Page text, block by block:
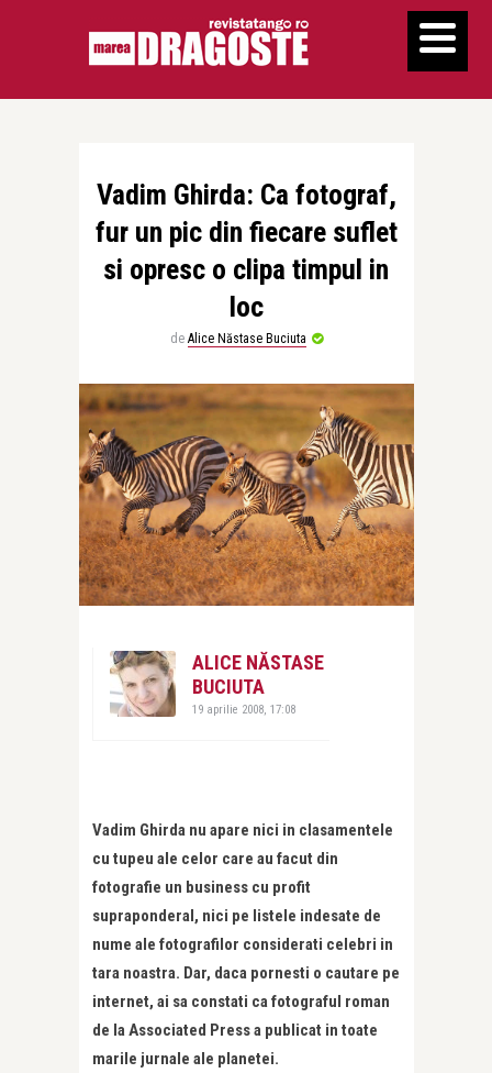
Vadim Ghirda: Ca fotograf,
fur un pic din fiecare suflet
si opresc o clipa timpul in
loc
de Alice Năstase Buciuta
ALICE NĂSTASE
BUCIUTA
19 aprilie 2008, 17:08
Vadim Ghirda nu apare nici in clasamentele
cu tupeu ale celor care au facut din
fotografie un business cu profit
supraponderal, nici pe listele indesate de
nume ale fotografilor considerati celebri in
tara noastra. Dar, daca pornesti o cautare pe
internet, ai sa constati ca fotograful roman
de la Associated Press a publicat in toate
marile jurnale ale planetei.